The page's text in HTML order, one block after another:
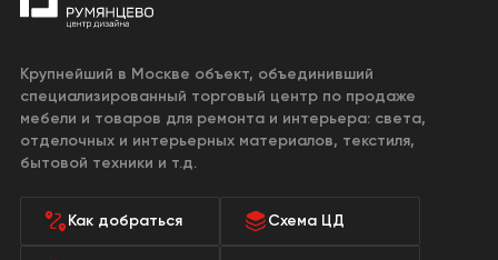
Крупнейший в Москве объект, объединивший
специализированный торговый центр по продаже
мебели и товаров для ремонта и интерьера: света,
отделочных и интерьерных материалов, текстиля,
бытовой техники и т.д.
Как добраться Схема ЦД